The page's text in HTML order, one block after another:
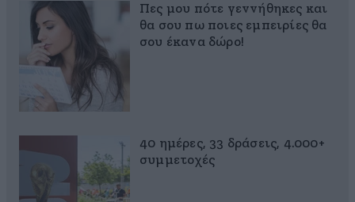
Πες μου πότε γεννήθηκες και
θα σου πω ποιες εμπειρίες θα
σου έκανα δώρο!
40 ημέρες, 33 δράσεις, 4.000+
συμμετοχές